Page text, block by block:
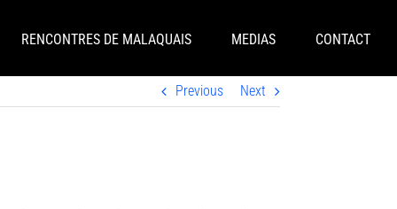
RENCONTRES DE MALAQUAIS MEDIAS CONTACT
Previous Next